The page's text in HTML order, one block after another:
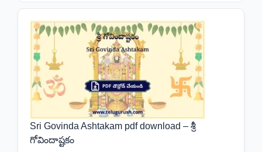
Sri Govinda Ashtakam pdf download – శ్రీ
గోవిందాష్టకం